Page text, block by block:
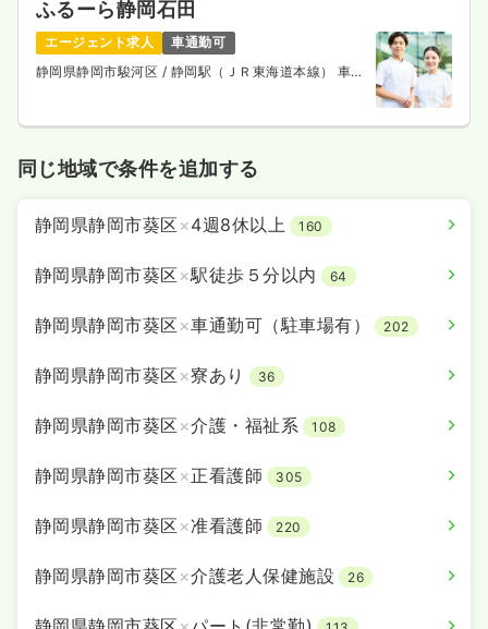
ふるーら静岡石田
エージェント求人
車通勤可
静岡県静岡市駿河区 / 静岡駅（ＪＲ東海道本線） 車
同じ地域で条件を追加する
静岡県静岡市葵区 ×4週8休以上 160
静岡県静岡市葵区 ×駅徒歩５分以内 64
静岡県静岡市葵区 ×車通勤可（駐車場有） 202
静岡県静岡市葵区 ×寮あり 36
静岡県静岡市葵区 ×介護・福祉系 108
静岡県静岡市葵区 ×正看護師 305
静岡県静岡市葵区 ×准看護師 220
静岡県静岡市葵区 ×介護老人保健施設 26